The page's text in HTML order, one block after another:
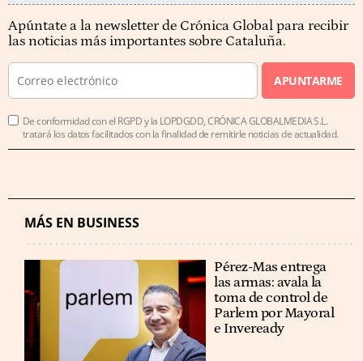
Apúntate a la newsletter de Crónica Global para recibir
las noticias más importantes sobre Cataluña.
APUNTARME
De conformidad con el RGPD y la LOPDGDD, CRÓNICA GLOBALMEDIA S.L.
tratará los datos facilitados con la finalidad de remitirle noticias de actualidad.
MÁS EN BUSINESS
Pérez-Mas entrega
las armas: avala la
toma de control de
Parlem por Mayoral
e Inveready